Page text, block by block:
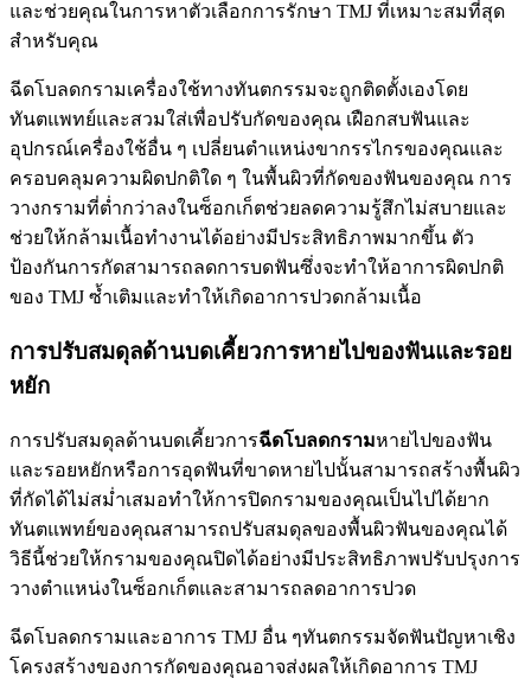
และช่วยคุณในการหาตัวเลือกการรักษา TMJ ที่เหมาะสมที่สุด
สำหรับคุณ
ฉีดโบลดกรามเครื่องใช้ทางทันตกรรมจะถูกติดตั้งเองโดย
ทันตแพทย์และสวมใส่เพื่อปรับกัดของคุณ เฝือกสบฟันและ
อุปกรณ์เครื่องใช้อื่น ๆ เปลี่ยนตำแหน่งขากรรไกรของคุณและ
ครอบคลุมความผิดปกติใด ๆ ในพื้นผิวที่กัดของฟันของคุณ การ
วางกรามที่ต่ำกว่าลงในซ็อกเก็ตช่วยลดความรู้สึกไม่สบายและ
ช่วยให้กล้ามเนื้อทำงานได้อย่างมีประสิทธิภาพมากขึ้น ตัว
ป้องกันการกัดสามารถลดการบดฟันซึ่งจะทำให้อาการผิดปกติ
ของ TMJ ซ้ำเติมและทำให้เกิดอาการปวดกล้ามเนื้อ
การปรับสมดุลด้านบดเคี้ยวการหายไปของฟันและรอย
หยัก
การปรับสมดุลด้านบดเคี้ยวการฉีดโบลดกรามหายไปของฟัน
และรอยหยักหรือการอุดฟันที่ขาดหายไปนั้นสามารถสร้างพื้นผิว
ที่กัดได้ไม่สม่ำเสมอทำให้การปิดกรามของคุณเป็นไปได้ยาก
ทันตแพทย์ของคุณสามารถปรับสมดุลของพื้นผิวฟันของคุณได้
วิธีนี้ช่วยให้กรามของคุณปิดได้อย่างมีประสิทธิภาพปรับปรุงการ
วางตำแหน่งในซ็อกเก็ตและสามารถลดอาการปวด
ฉีดโบลดกรามและอาการ TMJ อื่น ๆทันตกรรมจัดฟันปัญหาเชิง
โครงสร้างของการกัดของคุณอาจส่งผลให้เกิดอาการ TMJ